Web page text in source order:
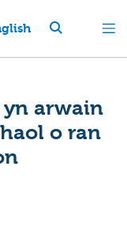
yn arwain
o ran